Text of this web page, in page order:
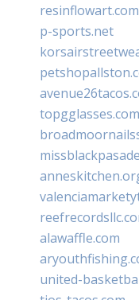
resinflowart.com
p-sports.net
topgglasses.com
alawaffle.com
united-